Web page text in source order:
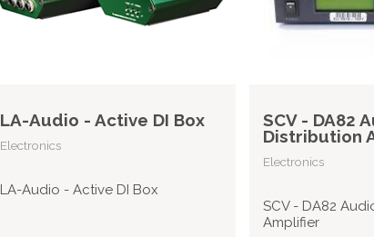
LA-Audio - Active DI Box
Electronics
LA-Audio - Active DI Box
SCV - DA82
Distribution
Electronics
SCV - DA82
Amplifier